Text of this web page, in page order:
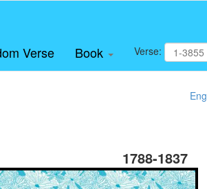
Verse Book Verse:
1788-1837